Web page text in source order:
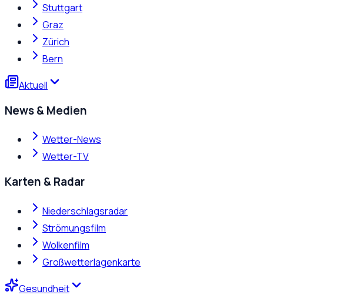
Stuttgart
Graz
Zürich
Bern
Aktuell
News & Medien
Wetter-News
Wetter-TV
Karten & Radar
Niederschlagsradar
Strömungsfilm
Wolkenfilm
Großwetterlagenkarte
Gesundheit